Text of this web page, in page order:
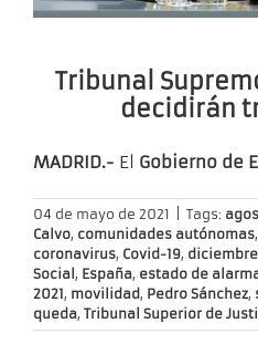
Tribunal
decidirán
MADRID.- El Gobierno de
04 de mayo de 2021 Tags:
Calvo, comunidades autónomas,
coronavirus, Covid-19, diciembre
Social , España, estado de
2021, movilidad, Pedro Sánchez,
queda, Tribunal Superior de